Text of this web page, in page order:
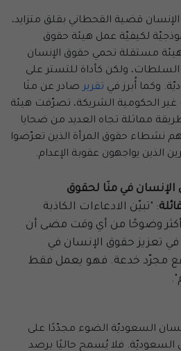
قضية القحطاني بقلق متزايد،
لكيفيّة عمل هيئة حقوق
مستقلة تحمي حقوق الإنسان
ولكن كأداة للتستر على
وكما أُبرز في تقرير صادر عن منَا
الحكومية الشريكة، تصرّفت هيئة
مماثلة تجاه العديد من ضحايا
نشطاء حقوق المرأة الذين تعرّضوا
الذين يواجهون عقوبة الإعدام.
في منَا لحقوق
: "تبيّن الادعاءات الكاذبة
وضوحًا من أي وقت مضى أن
في تعزيز حقوق الإنسان في
مجرّد خدعة. فهو يعمل فقط
السعوديّة الضوء مجدّدًا على
السعوديّة. فلا يُسمح حاليًا برصد